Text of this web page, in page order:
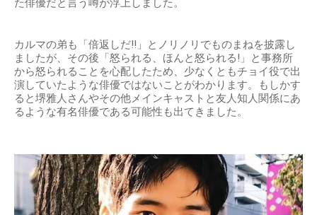
た俳優だと言う噂が浮上しました。
カルマの弟も「倍返しだ!!」とノリノリでものまねを披露し
ましたが、その後「怒られる、ほんと怒られる!」と事務所
から怒られることを心配したため、少なくともチョイ役で出
演していたような俳優ではないことがわかります。もしかす
ると堺雅人さんやその他メインキャストと友人知人関係にあ
るような有名俳優である可能性も出てきました。